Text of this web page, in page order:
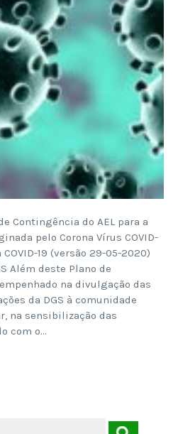
Contingência do AEL para a
pelo Corona Vírus COVID-
19 (versão 29-05-2020)
Além deste Plano de
na divulgação das
da DGS à comunidade
na sensibilização das
com o…